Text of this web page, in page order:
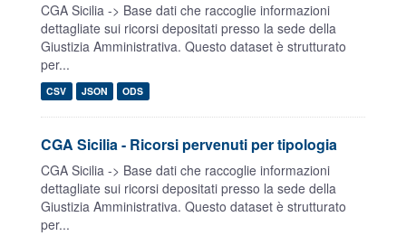
CGA Sicilia -> Base dati che raccoglie informazioni
dettagliate sui ricorsi depositati presso la sede della
Giustizia Amministrativa. Questo dataset è strutturato
per...
CSV JSON ODS
CGA Sicilia - Ricorsi pervenuti per tipologia
CGA Sicilia -> Base dati che raccoglie informazioni
dettagliate sui ricorsi depositati presso la sede della
Giustizia Amministrativa. Questo dataset è strutturato
per...